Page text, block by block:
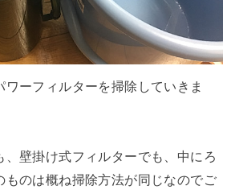
ワーフィルターを掃除していきま
、壁掛け式フィルターでも、中にろ
ものは概ね掃除方法が同じなのでご